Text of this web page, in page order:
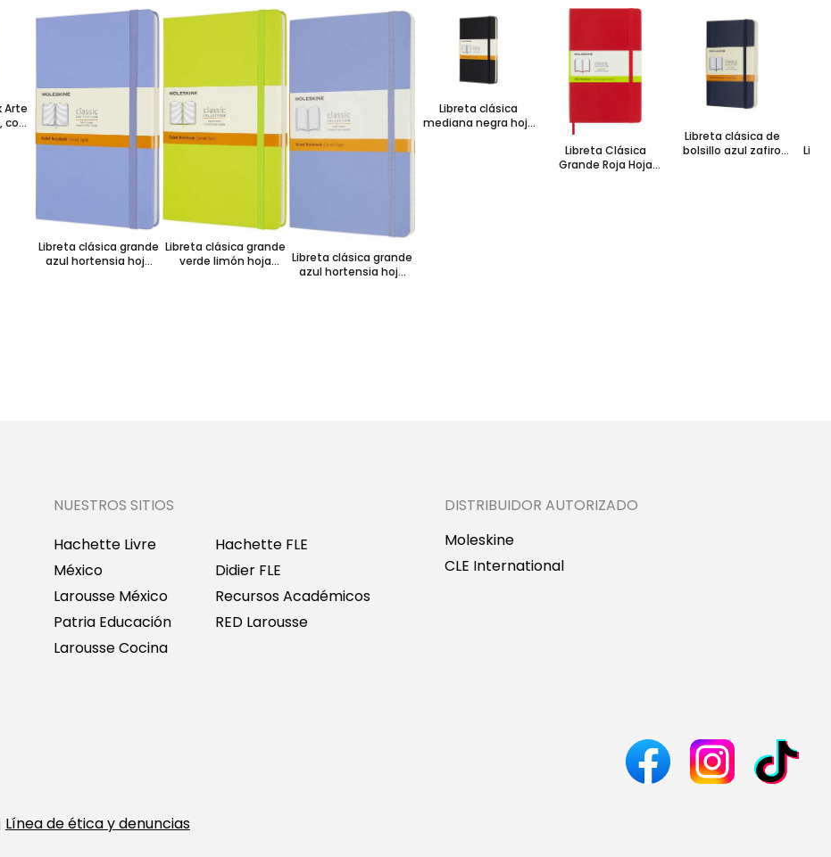
Arte
con
Libreta clásica grande
azul hortensia hoja
Libreta clásica grande
verde limón hoja
Libreta clásica grande
azul hortensia hoja
Libreta clásica
mediana negra hoja
Libreta Clásica
Grande Roja Hoja
Libreta clásica de
bolsillo azul zafiro
NUESTROS SITIOS
Hachette Livre
México
Larousse México
Patria Educación
Larousse Cocina
Hachette FLE
Didier FLE
Recursos Académicos
RED Larousse
DISTRIBUIDOR AUTORIZADO
Moleskine
CLE International
Línea de ética y denuncias